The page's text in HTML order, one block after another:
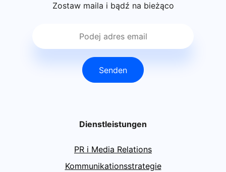
Zostaw maila i bądź na bieżąco
Senden
Dienstleistungen
PR i Media Relations
Kommunikationsstrategie